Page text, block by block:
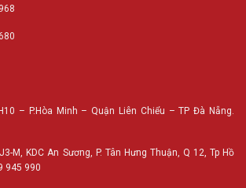
– P.Hòa Minh – Quận Liên Chiểu – TP Đà Nẵng.
M, KDC An Sương, P. Tân Hưng Thuận, Q 12, Tp Hồ
945 990